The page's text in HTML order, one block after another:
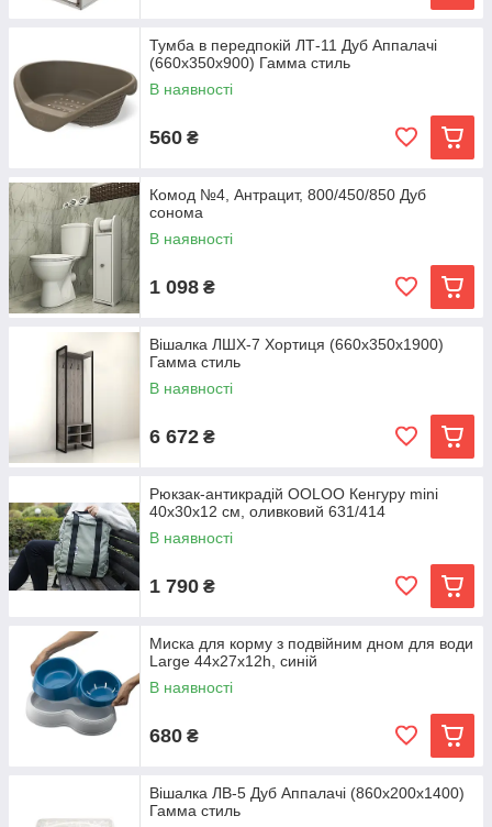
Тумба в передпокій ЛТ-11 Дуб Аппалачі
(660x350x900) Гамма стиль
В наявності
560 ₴
Комод №4, Антрацит, 800/450/850 Дуб
сонома
В наявності
1 098 ₴
Вішалка ЛШХ-7 Хортиця (660x350x1900)
Гамма стиль
В наявності
6 672 ₴
Рюкзак-антикрадій OOLOO Кенгуру mini
40x30x12 см, оливковий 631/414
В наявності
1 790 ₴
Миска для корму з подвійним дном для води
Large 44x27x12h, синій
В наявності
680 ₴
Вішалка ЛВ-5 Дуб Аппалачі (860x200x1400)
Гамма стиль